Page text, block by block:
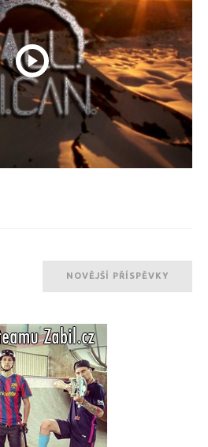
NOVĚJŠÍ PŘÍSPĚVKY